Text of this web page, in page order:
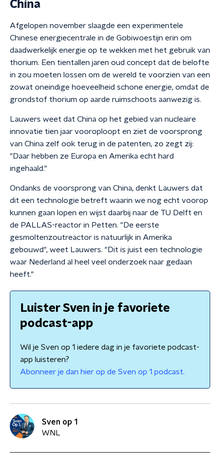
China
Afgelopen november slaagde een experimentele
Chinese energiecentrale in de Gobiwoestijn erin om
daadwerkelijk energie op te wekken met het gebruik van
thorium. Een tientallen jaren oud concept dat de belofte
in zou moeten lossen om de wereld te voorzien van een
zowat oneindige hoeveelheid schone energie, omdat de
grondstof thorium op aarde ruimschoots aanwezig is.
Lauwers weet dat China op het gebied van nucleaire
innovatie tien jaar vooroploopt en ziet de voorsprong
van China zelf ook terug in de patenten, zo zegt zij:
"Daar hebben ze Europa en Amerika echt hard
ingehaald."
Ondanks de voorsprong van China, denkt Lauwers dat
dit een technologie betreft waarin we nog echt voorop
kunnen gaan lopen en wijst daarbij naar de TU Delft en
de PALLAS-reactor in Petten. "De eerste
gesmoltenzoutreactor is natuurlijk in Amerika
gebouwd", weet Lauwers. "Dit is juist een technologie
waar Nederland al heel veel onderzoek naar gedaan
heeft."
Luister Sven in je favoriete
podcast-app
Wil je Sven op 1 iedere dag in je favoriete podcast-
app luisteren?
Abonneer je dan hier op de Sven op 1 podcast.
Sven op 1
WNL